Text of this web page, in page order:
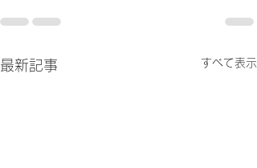
最新記事 すべて表示